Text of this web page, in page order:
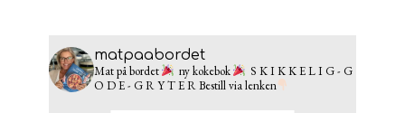
matpaabordet
Mat på bordet ny kokebok
S K I K K E L I G - G
O D E - G R Y T E RBestill via lenken